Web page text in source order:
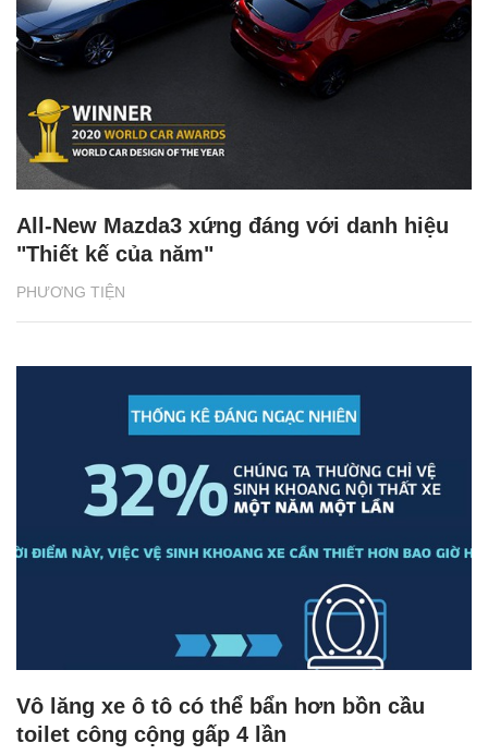
PHƯƠNG TIỆN
All-New Mazda3 xứng đáng với danh hiệu
"Thiết kế của năm"
Vô lăng xe ô tô có thể bẩn hơn bồn cầu
toilet công cộng gấp 4 lần